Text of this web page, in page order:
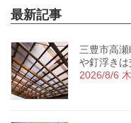
最新記事
三豊市高
や釘浮きは
2026/8/6